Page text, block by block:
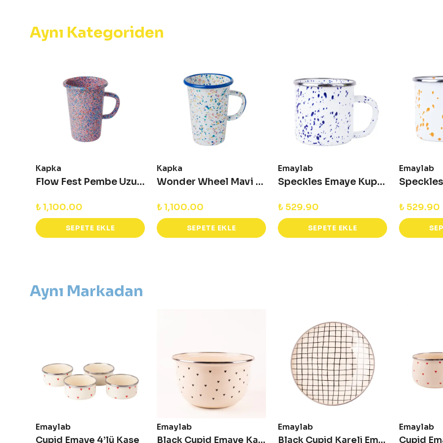
Aynı Kategoriden
Kapka
Flow Fest Pembe Uzun Kupa
₺ 1,100.00
SEPETE EKLE
Kapka
Wonder Wheel Mavi Uzun Kupa
₺ 1,100.00
SEPETE EKLE
Emaylab
Speckles Emaye Kupa - Cobalt
₺ 529.90
SEPETE EKLE
Emaylab
₺ 529.90
Aynı Markadan
Emaylab
Cupid Emaye 4’lü Kase
Emaylab
Black Cupid Emaye Karıştırma Kabı
Emaylab
Black Cupid Kareli Emaye Tabak Pasta Sunum Tabağı - 21 cm
Emaylab
Cupid